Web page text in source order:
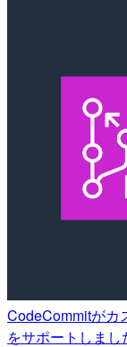
CodeCommitがカ
をサポートしまし